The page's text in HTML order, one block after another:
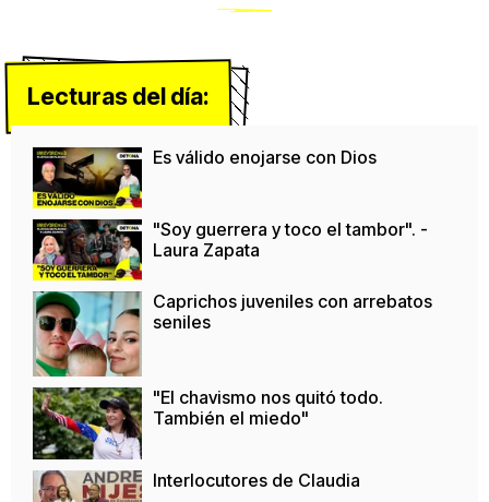
Lecturas del día:
Es válido enojarse con Dios
"Soy guerrera y toco el tambor". -
Laura Zapata
Caprichos juveniles con arrebatos
seniles
"El chavismo nos quitó todo.
También el miedo"
Interlocutores de Claudia